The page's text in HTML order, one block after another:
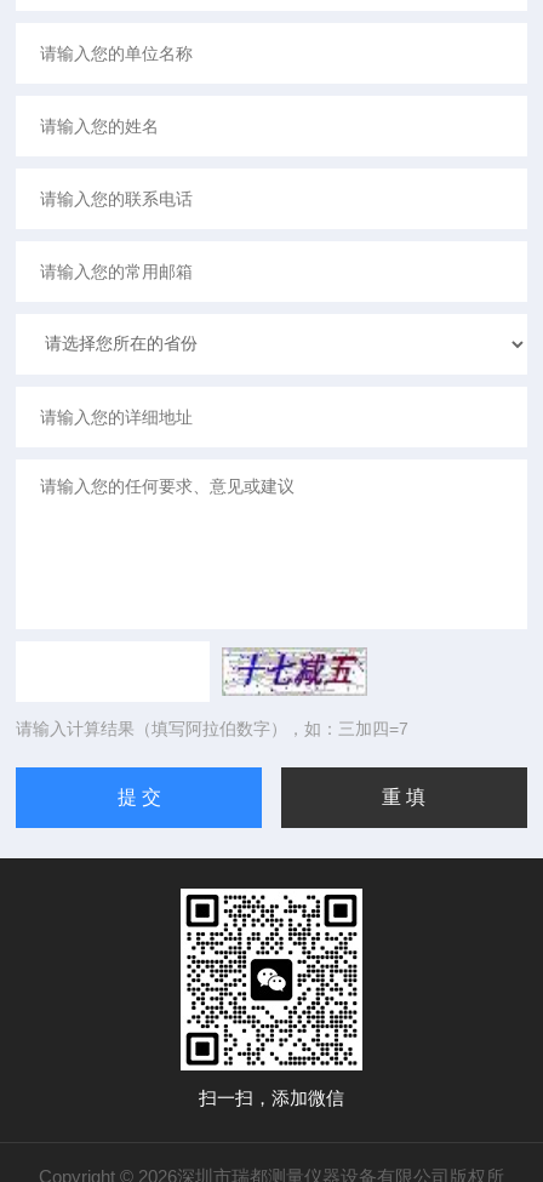
请输入计算结果（填写阿拉伯数字），如：三加四=7
扫一扫，添加微信
Copyright © 2026深圳市瑞都测量仪器设备有限公司版权所